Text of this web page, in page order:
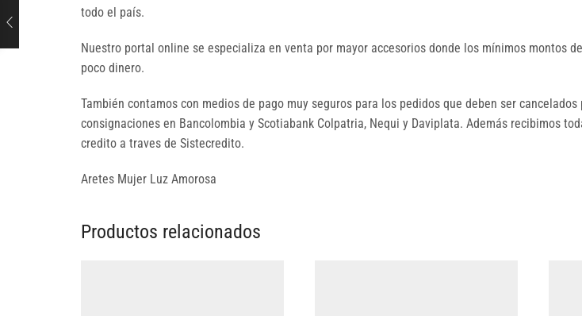
todo el país.
Nuestro portal online se especializa en venta por mayor accesorios donde los mínimos montos
poco dinero.
También contamos con medios de pago muy seguros para los pedidos que deben ser
consignaciones en Bancolombia y Scotiabank Colpatria, Nequi y Daviplata. Además recibimos
credito a traves de Sistecredito.
Aretes Mujer Luz Amorosa
Productos relacionados